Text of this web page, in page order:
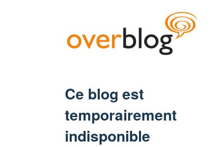
Ce blog est
temporairement
indisponible